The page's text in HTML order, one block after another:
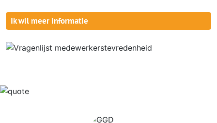
Ik wil meer informatie